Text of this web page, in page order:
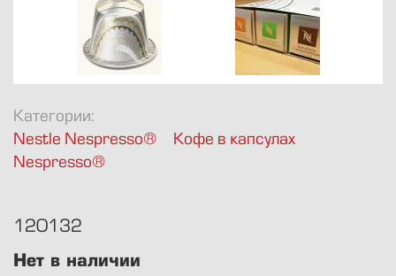
Пн.-Пт., 10-19
Категории:
Nestle Nespresso®
Кофе в капсулах
Nespresso®
120132
Нет в наличии